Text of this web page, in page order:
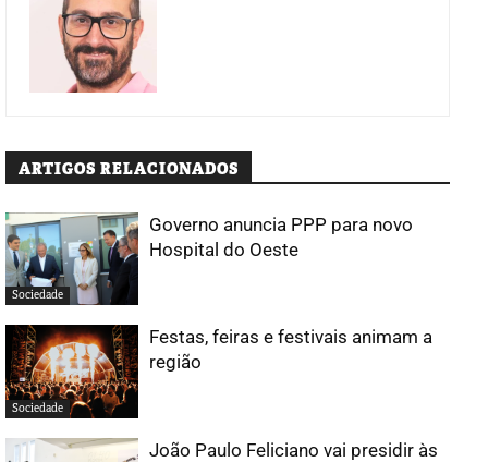
ARTIGOS RELACIONADOS
Sociedade
Governo anuncia PPP para novo
Hospital do Oeste
Sociedade
Festas, feiras e festivais animam a
região
João Paulo Feliciano vai presidir às